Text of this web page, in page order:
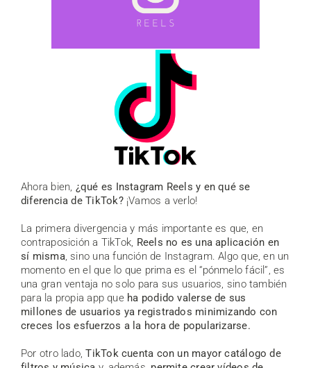
Ahora bien, ¿qué es Instagram Reels y en qué se
diferencia de TikTok?¡Vamos a verlo!
La primera divergencia y más importante es que, en
contraposición a TikTok, Reels no es una aplicación en
sí misma , sino una función de Instagram. Algo que, en un
momento en el que lo que prima es el “pónmelo fácil”, es
una gran ventaja no solo para sus usuarios, sino también
para la propia app que ha podido valerse de sus
millones de usuarios ya registrados minimizando con
creces los esfuerzos a la hora de popularizarse.
Por otro lado,TikTok cuenta con un mayor catálogo de